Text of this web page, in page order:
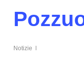
Notizie